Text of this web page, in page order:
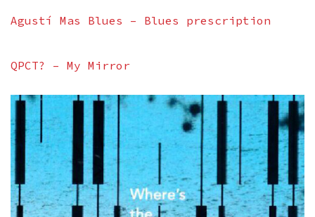
Agustí Mas Blues – Blues prescription
QPCT? – My Mirror